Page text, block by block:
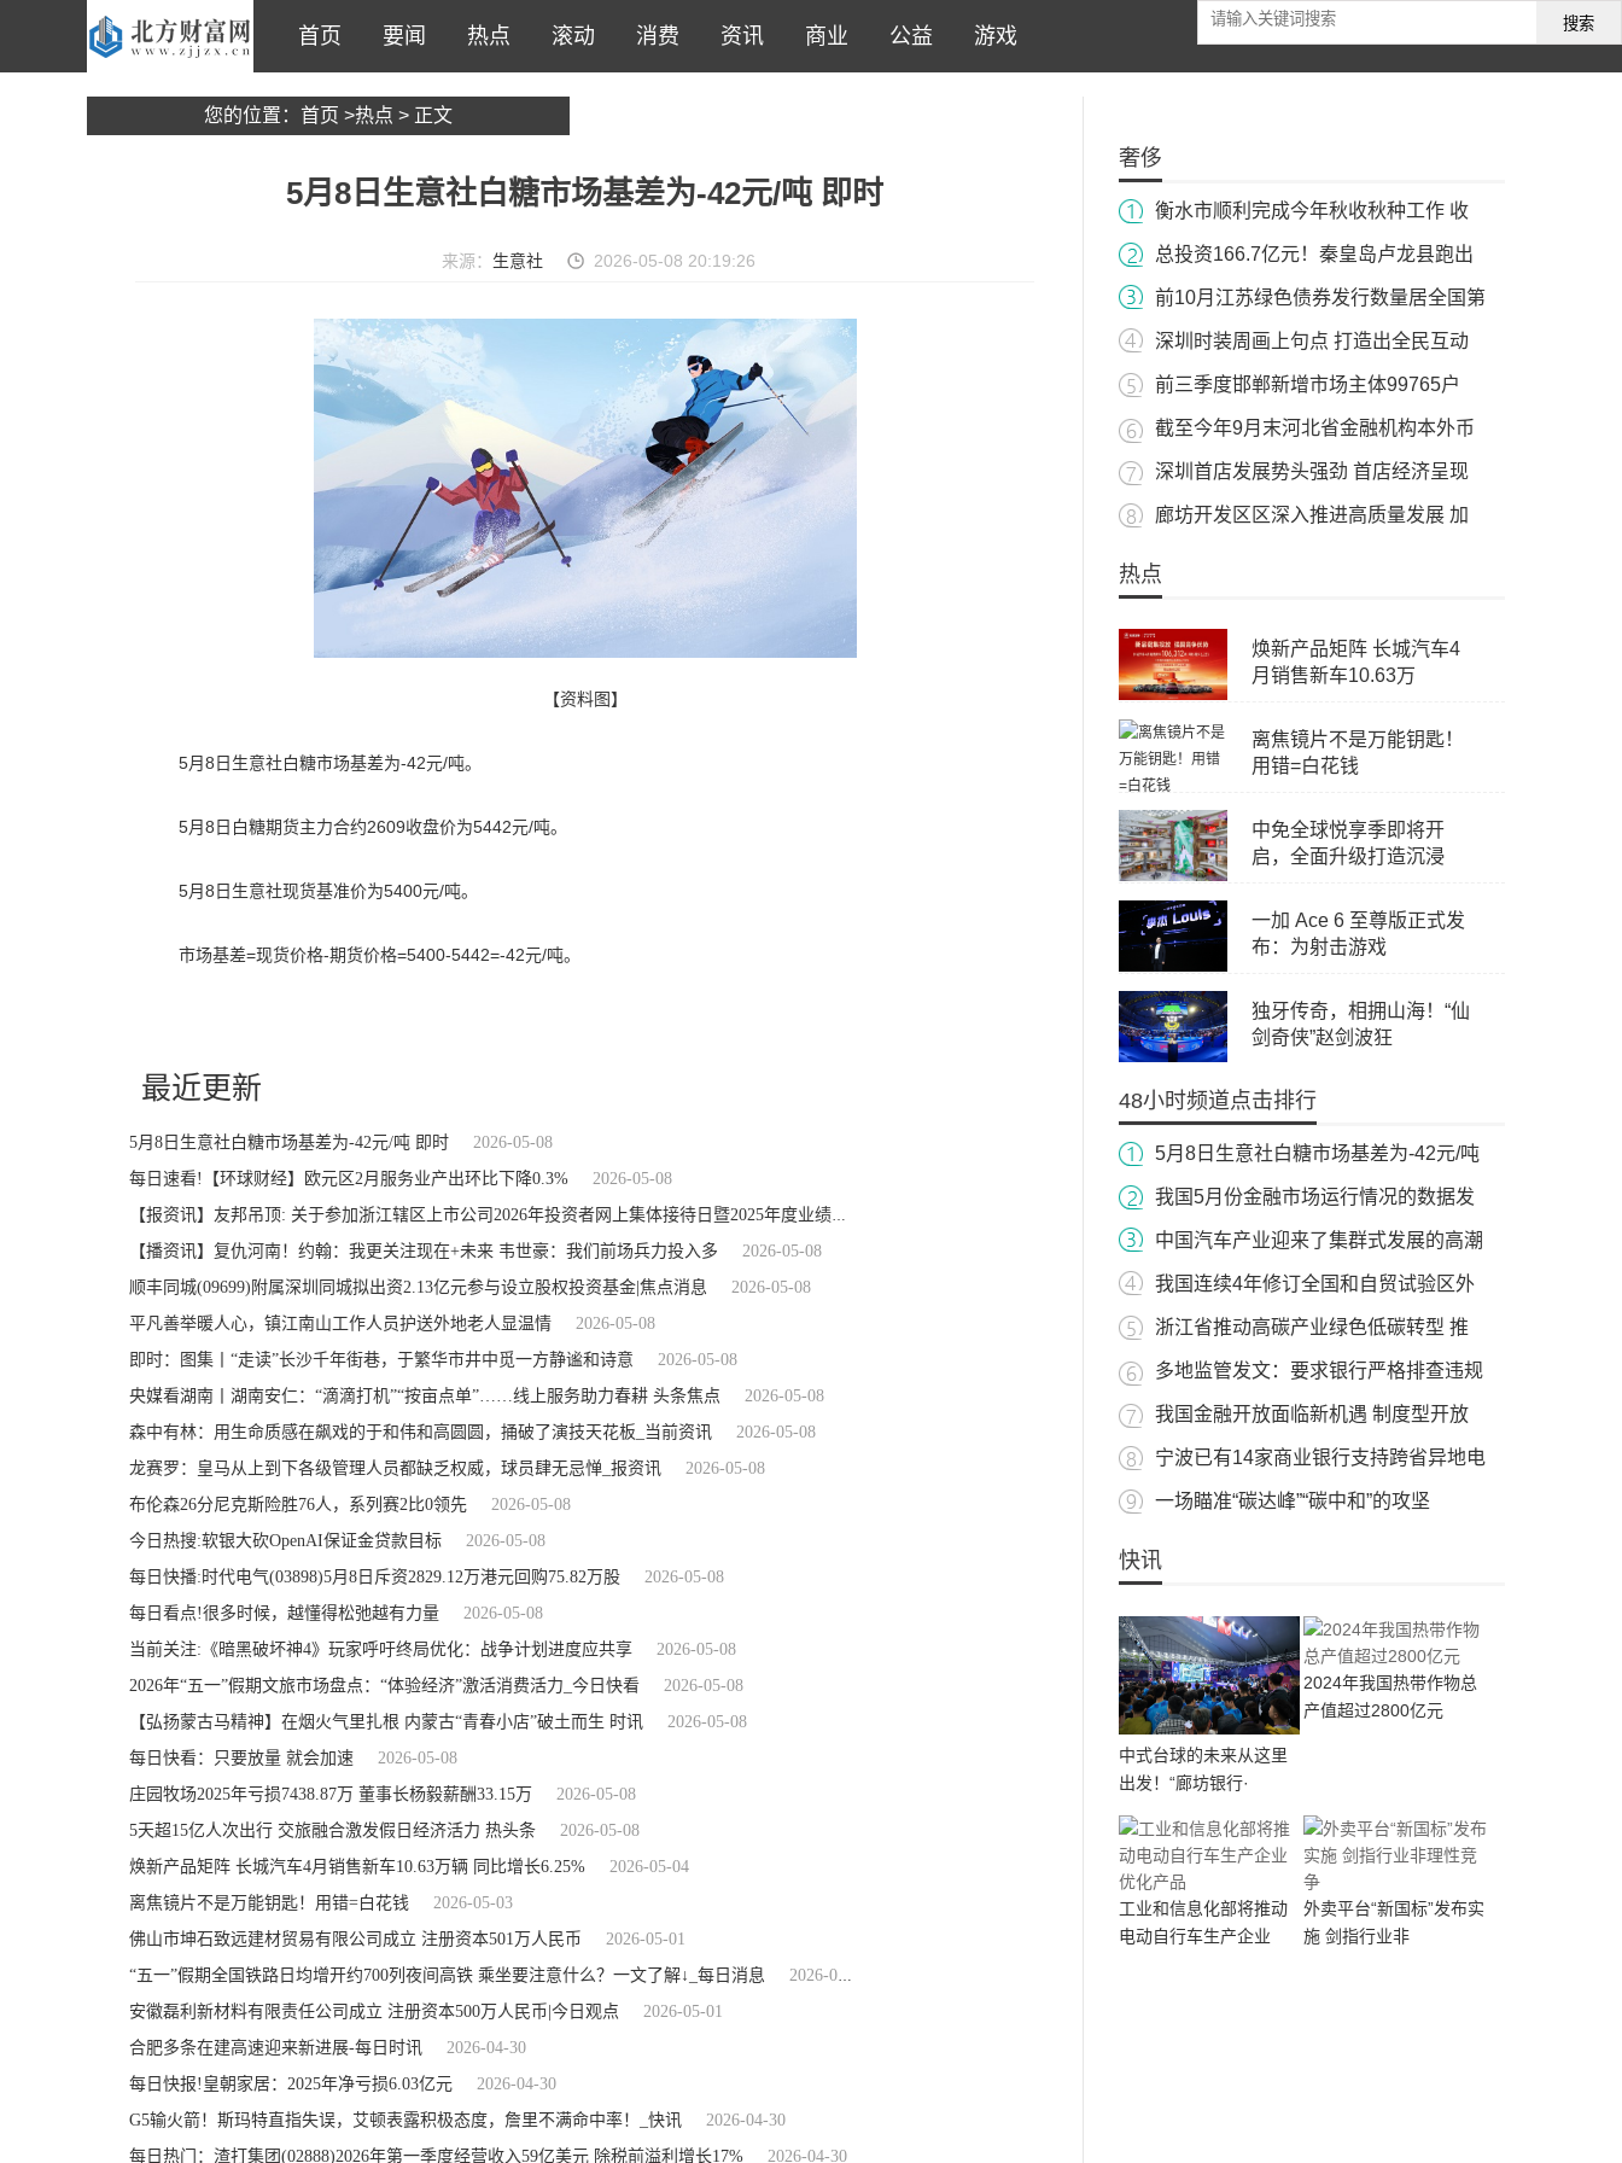
首页 要闻 热点 滚动 消费 资讯 商业 公益 游戏
搜索
您的位置： 首页 >热点 > 正文
5月8日生意社白糖市场基差为-42元/吨 即时
来源： 生意社 2026-05-08 20:19:26
【资料图】
5月8日生意社白糖市场基差为-42元/吨。
5月8日白糖期货主力合约2609收盘价为5442元/吨。
5月8日生意社现货基准价为5400元/吨。
市场基差=现货价格-期货价格=5400-5442=-42元/吨。
最近更新
5月8日生意社白糖市场基差为-42元/吨 即时
2026-05-08
每日速看!【环球财经】欧元区2月服务业产出环比下降0.3%
2026-05-08
【报资讯】友邦吊顶: 关于参加浙江辖区上市公司2026年投资者网上集体接待日暨2025年度业绩说明会的公告
【播资讯】复仇河南！约翰：我更关注现在+未来 韦世豪：我们前场兵力投入多
2026-05-08
顺丰同城(09699)附属深圳同城拟出资2.13亿元参与设立股权投资基金|焦点消息
2026-05-08
平凡善举暖人心，镇江南山工作人员护送外地老人显温情
2026-05-08
即时：图集丨“走读”长沙千年街巷，于繁华市井中觅一方静谧和诗意
2026-05-08
央媒看湖南丨湖南安仁：“滴滴打机”“按亩点单”……线上服务助力春耕 头条焦点
2026-05-08
森中有林：用生命质感在飙戏的于和伟和高圆圆，捅破了演技天花板_当前资讯
2026-05-08
龙赛罗：皇马从上到下各级管理人员都缺乏权威，球员肆无忌惮_报资讯
2026-05-08
布伦森26分尼克斯险胜76人，系列赛2比0领先
2026-05-08
今日热搜:软银大砍OpenAI保证金贷款目标
2026-05-08
每日快播:时代电气(03898)5月8日斥资2829.12万港元回购75.82万股
2026-05-08
每日看点!很多时候，越懂得松弛越有力量
2026-05-08
当前关注:《暗黑破坏神4》玩家呼吁终局优化：战争计划进度应共享
2026-05-08
2026年“五一”假期文旅市场盘点：“体验经济”激活消费活力_今日快看
2026-05-08
【弘扬蒙古马精神】在烟火气里扎根 内蒙古“青春小店”破土而生 时讯
2026-05-08
每日快看：只要放量 就会加速
2026-05-08
庄园牧场2025年亏损7438.87万 董事长杨毅薪酬33.15万
2026-05-08
5天超15亿人次出行 交旅融合激发假日经济活力 热头条
2026-05-08
焕新产品矩阵 长城汽车4月销售新车10.63万辆 同比增长6.25%
2026-05-04
离焦镜片不是万能钥匙！用错=白花钱
2026-05-03
佛山市坤石致远建材贸易有限公司成立 注册资本501万人民币
2026-05-01
“五一”假期全国铁路日均增开约700列夜间高铁 乘坐要注意什么？一文了解↓_每日消息
2026-05-01
安徽磊利新材料有限责任公司成立 注册资本500万人民币|今日观点
2026-05-01
合肥多条在建高速迎来新进展-每日时讯
2026-04-30
每日快报!皇朝家居：2025年净亏损6.03亿元
2026-04-30
G5输火箭！斯玛特直指失误，艾顿表露积极态度，詹里不满命中率！_快讯
2026-04-30
每日热门：渣打集团(02888)2026年第一季度经营收入59亿美元 除税前溢利增长17%
2026-04-30
奢侈
衡水市顺利完成今年秋收秋种工作 收
总投资166.7亿元！秦皇岛卢龙县跑出
前10月江苏绿色债券发行数量居全国第
深圳时装周画上句点 打造出全民互动
前三季度邯郸新增市场主体99765户
截至今年9月末河北省金融机构本外币
深圳首店发展势头强劲 首店经济呈现
廊坊开发区区深入推进高质量发展 加
热点
焕新产品矩阵 长城汽车4
月销售新车10.63万
离焦镜片不是万能钥匙！
用错=白花钱
中免全球悦享季即将开
启，全面升级打造沉浸
一加 Ace 6 至尊版正式发
布：为射击游戏
独牙传奇，相拥山海！“仙
剑奇侠”赵剑波狂
48小时频道点击排行
5月8日生意社白糖市场基差为-42元/吨
我国5月份金融市场运行情况的数据发
中国汽车产业迎来了集群式发展的高潮
我国连续4年修订全国和自贸试验区外
浙江省推动高碳产业绿色低碳转型 推
多地监管发文：要求银行严格排查违规
我国金融开放面临新机遇 制度型开放
宁波已有14家商业银行支持跨省异地电
一场瞄准“碳达峰”“碳中和”的攻坚
快讯
中式台球的未来从这里
出发！“廊坊银行·
2024年我国热带作物总
产值超过2800亿元
工业和信息化部将推动
电动自行车生产企业
外卖平台“新国标”发布实
施 剑指行业非